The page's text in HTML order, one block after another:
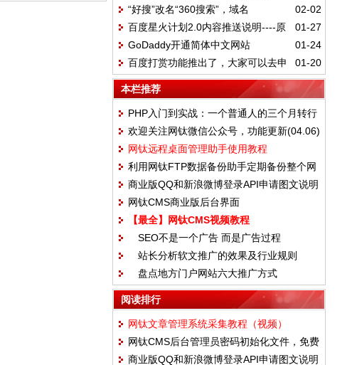
02-02
“好搜”改名“360搜索”，域名
为“so.com”
01-27
百度星火计划2.0内容推送说明----原
创文章推送准则
01-24
GoDaddy开通简体中文网站
01-20
百度打赏功能推出了，大家可以去申
请试试~
本栏推荐
PHP入门到实战：一个普通人的三个月转行
血泪史
欢迎关注网钛微信公众号，功能更新(04.06)
网钛远程桌面管理助手使用教程
利用网钛FTP数据备份助手定期备份整个网
站
商业版QQ和新浪微博登录API申请图文说明
网钛CMS商业版后台界面
【最全】网钛CMS视频教程
SEO不是一个广告 而是广告过程
站长分析软文推广的效果及行业规则
盘点地方门户网站六大推广方式
阅读排行
网钛文章管理系统采集教程（视频）
网钛CMS后台管理员密码初始化文件，免费
版和商业版都通用
商业版QQ和新浪微博登录API申请图文说明